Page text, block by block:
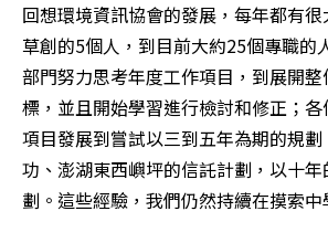
回想環境資訊協會的發展，每年都有
草創的5個人，到目前大約25個專職的
部門努力思考年度工作項目，到展開
標，並且開始學習進行檢討和修正；
項目發展到嘗試以三到五年為期的規
功、澎湖東西嶼坪的信託計劃，以十
劃。這些經驗，我們仍然持續在摸索中